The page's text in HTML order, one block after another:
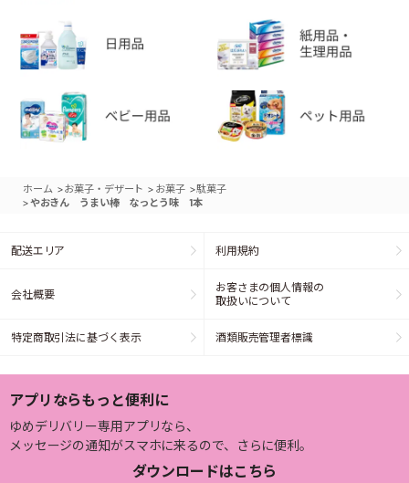
ホーム >お菓子・デザート > お菓子 >駄菓子
>やおきん うまい棒 なっとう味 1本
配送エリア 利用規約
会社概要
お客さまの個人情報の
取扱いについて
特定商取引法に基づく表示 酒類販売管理者標識
アプリならもっと便利に
ゆめデリバリー専用アプリなら、
メッセージの通知がスマホに来るので、さらに便利。
ダウンロードはこちら